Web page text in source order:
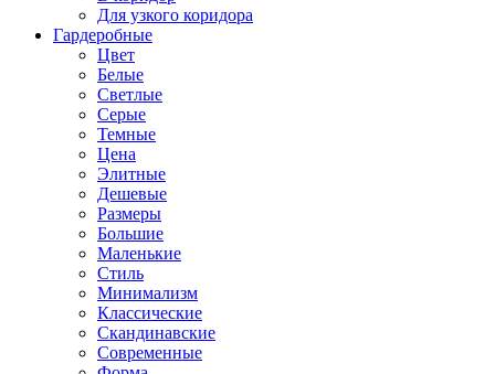
Для узкого коридора
Гардеробные
Цвет
Белые
Светлые
Серые
Темные
Цена
Элитные
Дешевые
Размеры
Большие
Маленькие
Стиль
Минимализм
Классические
Скандинавские
Современные